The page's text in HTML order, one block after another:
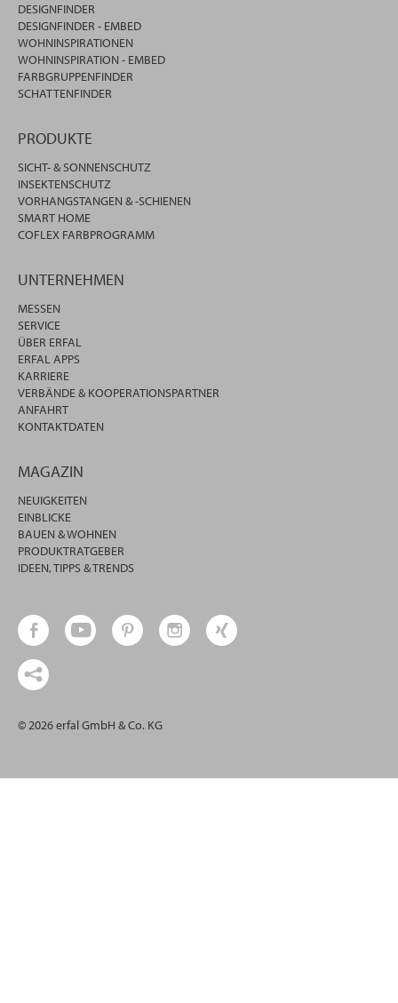
DESIGNFINDER
DESIGNFINDER - EMBED
WOHNINSPIRATIONEN
WOHNINSPIRATION - EMBED
FARBGRUPPENFINDER
SCHATTENFINDER
PRODUKTE
SICHT- & SONNENSCHUTZ
INSEKTENSCHUTZ
VORHANGSTANGEN & -SCHIENEN
SMART HOME
COFLEX FARBPROGRAMM
UNTERNEHMEN
MESSEN
SERVICE
ÜBER ERFAL
ERFAL APPS
KARRIERE
VERBÄNDE & KOOPERATIONSPARTNER
ANFAHRT
KONTAKTDATEN
MAGAZIN
NEUIGKEITEN
EINBLICKE
BAUEN & WOHNEN
PRODUKTRATGEBER
IDEEN, TIPPS & TRENDS
© 2026 erfal GmbH & Co. KG